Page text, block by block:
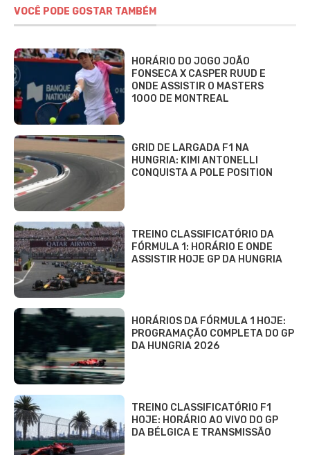
VOCÊ PODE GOSTAR TAMBÉM
HORÁRIO DO JOGO JOÃO
FONSECA X CASPER RUUD E
ONDE ASSISTIR O MASTERS
1000 DE MONTREAL
GRID DE LARGADA F1 NA
HUNGRIA: KIMI ANTONELLI
CONQUISTA A POLE POSITION
TREINO CLASSIFICATÓRIO DA
FÓRMULA 1: HORÁRIO E ONDE
ASSISTIR HOJE GP DA HUNGRIA
HORÁRIOS DA FÓRMULA 1 HOJE:
PROGRAMAÇÃO COMPLETA DO GP
DA HUNGRIA 2026
TREINO CLASSIFICATÓRIO F1
HOJE: HORÁRIO AO VIVO DO GP
DA BÉLGICA E TRANSMISSÃO